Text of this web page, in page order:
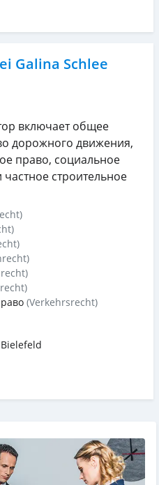
Galina Schlee
включает общее
дорожного движения,
право, социальное
строительное
(Verkehrsrecht)
Bielefeld